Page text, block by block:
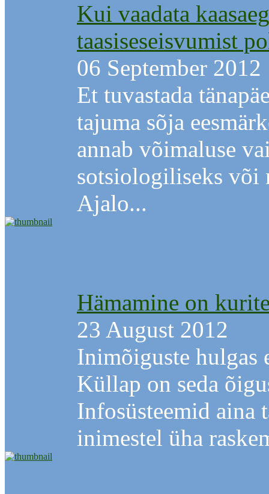
Kui vaadata
taasiseseisvumist
06 September 2012
Et tuvastada
tajuma sõja
annab võimaluse
sotsiologiliseks või
Ajalo...
Hämamine on
23 August 2012
Inimõiguste hulgas
Küllap on seda
Infosüsteemid aina
inimestel üha